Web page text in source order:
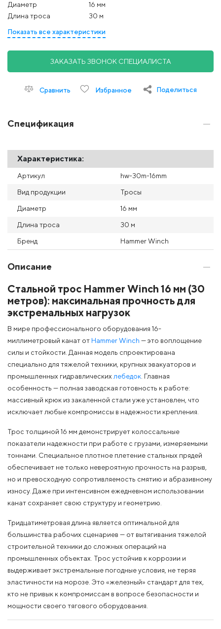
Диаметр
16 мм
Длина троса
30 м
Показать все характеристики
ЗАКАЗАТЬ ЗВОНОК СПЕЦИАЛИСТА
Сравнить Избранное Поделиться
Спецификация
Характеристика:
Артикул hw-30m-16mm
Вид продукции Тросы
Диаметр 16 мм
Длина троса 30 м
Бренд Hammer Winch
Описание
Стальной трос Hammer Winch 16 мм (30
метров): максимальная прочность для
экстремальных нагрузок
В мире профессионального оборудования 16-
миллиметровый канат от Hammer Winch — это воплощение
силы и стойкости. Данная модель спроектирована
специально для тяжелой техники, крупных эвакуаторов и
промышленных гидравлических лебедок . Главная
особенность — полная заводская готовность к работе:
массивный крюк из закаленной стали уже установлен, что
исключает любые компромиссы в надежности крепления.
Трос толщиной 16 мм демонстрирует колоссальные
показатели надежности при работе с грузами, измеряемыми
тоннами. Специальное плотное плетение стальных прядей
обеспечивает не только невероятную прочность на разрыв,
но и превосходную сопротивляемость смятию и абразивному
износу. Даже при интенсивном ежедневном использовании
канат сохраняет свою структуру и геометрию.
Тридцатиметровая длина является оптимальной для
большинства рабочих сценариев — от вытягивания тяжелой
строительной техники до сложных операций на
промышленных объектах. Трос устойчив к коррозии и
выдерживает экстремальные погодные условия, не теряя
эластичности на морозе. Это «железный» стандарт для тех,
кто не привык к компромиссам в вопросе безопасности и
мощности своего тягового оборудования.